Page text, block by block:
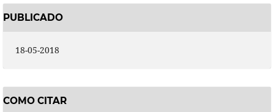
PUBLICADO
18-05-2018
COMO CITAR